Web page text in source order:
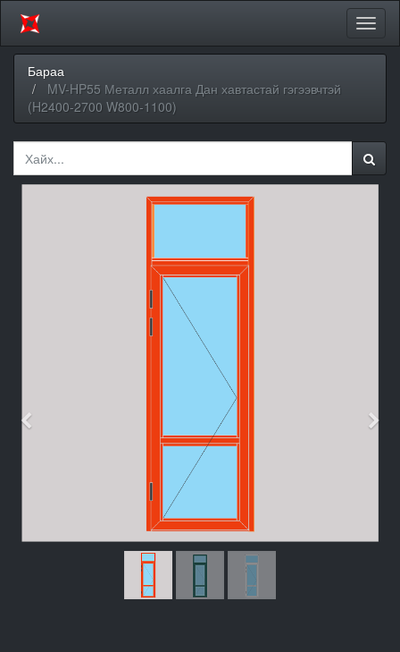
Бараа
MV-HP55 Металл хаалга Дан хавтастай гэгээвчтэй
(H2400-2700 W800-1100)